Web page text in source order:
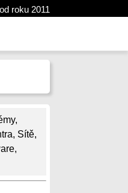
roku 2011
,
, Sítě,
,